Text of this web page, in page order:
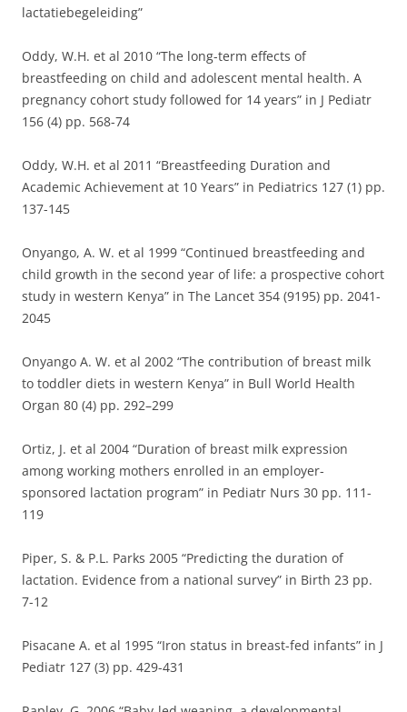
lactatiebegeleiding”
Oddy, W.H. et al 2010 “The long-term effects of
breastfeeding on child and adolescent mental health. A
pregnancy cohort study followed for 14 years” in J Pediatr
156 (4) pp. 568-74
Oddy, W.H. et al 2011 “Breastfeeding Duration and
Academic Achievement at 10 Years” in Pediatrics 127 (1) pp.
137-145
Onyango, A. W. et al 1999 “Continued breastfeeding and
child growth in the second year of life: a prospective cohort
study in western Kenya” in The Lancet 354 (9195) pp. 2041-
2045
Onyango A. W. et al 2002 “The contribution of breast milk
to toddler diets in western Kenya” in Bull World Health
Organ 80 (4) pp. 292–299
Ortiz, J. et al 2004 “Duration of breast milk expression
among working mothers enrolled in an employer-
sponsored lactation program” in Pediatr Nurs 30 pp. 111-
119
Piper, S. & P.L. Parks 2005 “Predicting the duration of
lactation. Evidence from a national survey” in Birth 23 pp.
7-12
Pisacane A. et al 1995 “Iron status in breast-fed infants” in J
Pediatr 127 (3) pp. 429-431